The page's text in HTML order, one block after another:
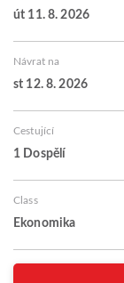
út 11. 8. 2026
Návrat na
st 12. 8. 2026
Cestující
1 Dospělí
Class
Ekonomika